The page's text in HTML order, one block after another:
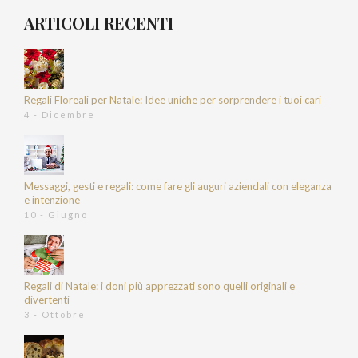
ARTICOLI RECENTI
Regali Floreali per Natale: Idee uniche per sorprendere i tuoi cari
4 - Dicembre
Messaggi, gesti e regali: come fare gli auguri aziendali con eleganza
e intenzione
10 - Giugno
Regali di Natale: i doni più apprezzati sono quelli originali e
divertenti
3 - Ottobre